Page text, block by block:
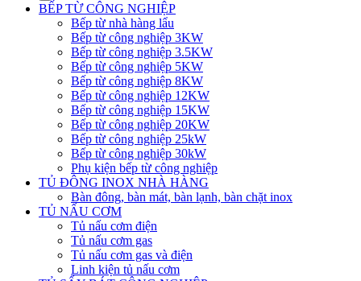
BẾP TỪ CÔNG NGHIỆP
Bếp từ nhà hàng lẩu
Bếp từ công nghiệp 3KW
Bếp từ công nghiệp 3.5KW
Bếp từ công nghiệp 5KW
Bếp từ công nghiệp 8KW
Bếp từ công nghiệp 12KW
Bếp từ công nghiệp 15KW
Bếp từ công nghiệp 20KW
Bếp từ công nghiệp 25kW
Bếp từ công nghiệp 30kW
Phụ kiện bếp từ công nghiệp
TỦ ĐÔNG INOX NHÀ HÀNG
Bàn đông, bàn mát, bàn lạnh, bàn chặt inox
TỦ NẤU CƠM
Tủ nấu cơm điện
Tủ nấu cơm gas
Tủ nấu cơm gas và điện
Linh kiện tủ nấu cơm